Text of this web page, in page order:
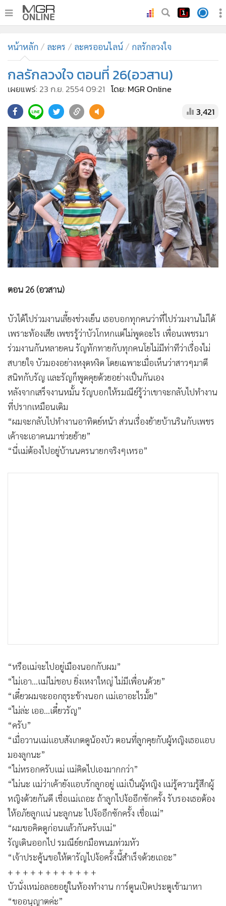
ทันเหตุการณ์
• ภาคใต้
• ภูมิภาค
• บันเทิง
• ผู้จัดการรายวัน
• คอลัมนิสต์
• ละคร
• CbizReview
• Cyber BIZ
• ผู้จัดกวน
• Good health & Well-being
• Green Innovation & SD
• Management & HR
• Infographic
• ท่องเที่ยว
• กีฬา
• ต่างประเทศ
• Special Scoop
• เศรษฐกิจ-ธุรกิจ
• จีน
ชุมชน-คุณภาพชีวิต
อาชญากรรม
• Motoring
หน้าหลัก ละคร ละครออนไลน์ กลรักลวงใจ
กลรักลวงใจ ตอนที่ 26(อวสาน)
เผยแพร่: 23 ก.ย. 2554 09:21 โดย: MGR Online
3,421
ตอน 26 (อวสาน)
บัวได้ไปร่วมงานเลี้ยงช่วงเย็น เธอบอกทุกคนว่าที่ไปร่วมงานไม่ได้
เพราะท้องเสีย เพชรรู้ว่าบัวโกหกแต่ไม่พูดอะไร เพื่อนเพชรมา
ร่วมงานกันหลายคน รัญทักทายกับทุกคนโยไม่มีท่าทีว่าเรื่องไม่
สบายใจ บัวมองอย่างหงุดหงิด โดยเฉพาะเมื่อเห็นว่าสาวๆมาตี
สนิทกับรัญ และรัญก็พูดคุยด้วยอย่างเป็นกันเอง
หลังจากเสร็จงานหมั้น รัญบอกให้รมณีย์รู้ว่าเขาจะกลับไปทำงาน
ที่ปรากเหมือนเดิม
“ผมจะกลับไปทำงานอาทิตย์หน้า ส่วนเรื่องย้ายบ้านรินกับเพชร
เค้าจะเอาคนมาช่วยย้าย”
“นี่แม่ต้องไปอยู่บ้านนครนายกจริงๆเหรอ”
“หรือแม่จะไปอยู่เมืองนอกกับผม”
“ไม่เอา...แม่ไม่ชอบ ยิ่งเหงาใหญ่ ไม่มีเพื่อนด้วย”
“เดี๋ยวผมจะออกธุระข้างนอก แม่เอาอะไรมั้ย”
“ไม่ล่ะ เออ...เดี๋ยวรัญ”
“ครับ”
“เมื่อวานแม่แอบสังเกตดูน้องบัว ตอนที่ลูกคุยกับผู้หญิงเธอแอบ
มองลูกนะ”
“ไม่หรอกครับแม่ แม่คิดไปเองมากกว่า”
“ไม่นะ แม่ว่าเค้ายังแอบรักลูกอยู่ แม่เป็นผู้หญิง แม่รู้ความรู้สึกผู้
หญิงด้วยกันดี เชื่อแม่เถอะ ถ้าลูกไปง้ออีกซักครั้ง รับรองเธอต้อง
ให้อภัยลูกแน่ นะลูกนะ ไปง้ออีกซักครั้ง เชื่อแม่”
“ผมขอคิดดูก่อนแล้วกันครับแม่”
รัญเดินออกไป รมณีย์ยกมือพนมท่วมหัว
“เจ้าประคู้นขอให้ตารัญไปง้อครั้งนี้สำเร็จด้วยเถอะ”
+ + + + + + + + + + + +
บัวนั่งเหม่อลอยอยู่ในห้องทำงาน การ์ตูนเปิดประตูเข้ามาหา
“ขออนุญาตค่ะ”